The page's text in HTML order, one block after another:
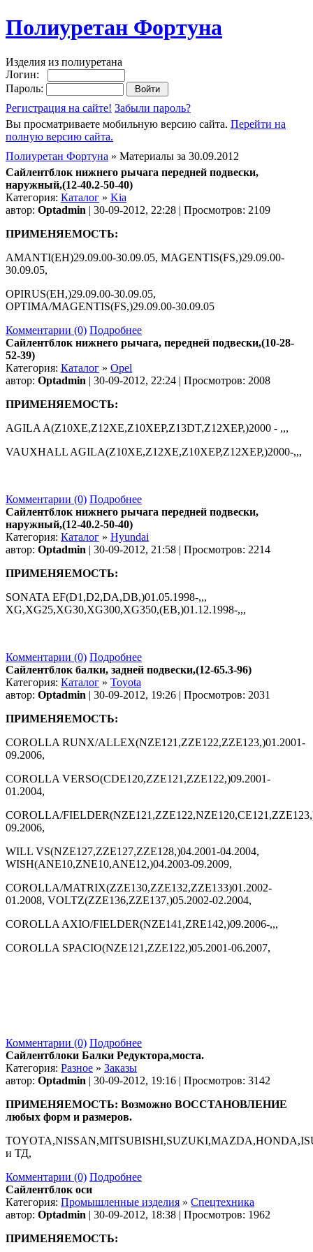
Полиуретан Фортуна
Изделия из полиуретана
Логин:
Пароль:
Регистрация на сайте! Забыли пароль?
Вы просматриваете мобильную версию сайта. Перейти на
полную версию сайта.
Полиуретан Фортуна » Материалы за 30.09.2012
Сайлентблок нижнего рычага передней подвески,
наружный,(12-40.2-50-40)
Категория: Каталог » Kia
автор: Optadmin | 30-09-2012, 22:28 | Просмотров: 2109
ПРИМЕНЯЕМОСТЬ:
AMANTI(EH)29.09.00-30.09.05, MAGENTIS(FS,)29.09.00-
30.09.05,
OPIRUS(EH,)29.09.00-30.09.05,
OPTIMA/MAGENTIS(FS,)29.09.00-30.09.05
Комментарии (0) Подробнее
Сайлентблок нижнего рычага, передней подвески,(10-28-
52-39)
Категория: Каталог » Opel
автор: Optadmin | 30-09-2012, 22:24 | Просмотров: 2008
ПРИМЕНЯЕМОСТЬ:
AGILA A(Z10XE,Z12XE,Z10XEP,Z13DT,Z12XEP,)2000 - ,,,
VAUXHALL AGILA(Z10XE,Z12XE,Z10XEP,Z12XEP,)2000-,,,
Комментарии (0) Подробнее
Сайлентблок нижнего рычага передней подвески,
наружный,(12-40.2-50-40)
Категория: Каталог » Hyundai
автор: Optadmin | 30-09-2012, 21:58 | Просмотров: 2214
ПРИМЕНЯЕМОСТЬ:
SONATA EF(D1,D2,DA,DB,)01.05.1998-,,,
XG,XG25,XG30,XG300,XG350,(EB,)01.12.1998-,,,
Комментарии (0) Подробнее
Сайлентблок балки, задней подвески,(12-65.3-96)
Категория: Каталог » Toyota
автор: Optadmin | 30-09-2012, 19:26 | Просмотров: 2031
ПРИМЕНЯЕМОСТЬ:
COROLLA RUNX/ALLEX(NZE121,ZZE122,ZZE123,)01.2001-
09.2006,
COROLLA VERSO(CDE120,ZZE121,ZZE122,)09.2001-
01.2004,
COROLLA/
09.2006,
WILL VS(NZE127,ZZE127,ZZE128,)04.2001-04.2004,
WISH(ANE10,ZNE10,ANE12,)04.2003-09.2009,
COROLLA/MATRIX(ZZE130,ZZE132,ZZE133)01.2002-
01.2008, VOLTZ(ZZE136,ZZE137,)05.2002-02.2004,
COROLLA AXIO/FIELDER(NZE141,ZRE142,)09.2006-,,,
COROLLA SPACIO(NZE121,ZZE122,)05.2001-06.2007,
Комментарии (0) Подробнее
Сайлентблоки Балки Редуктора,моста.
Категория: Разное » Заказы
автор: Optadmin | 30-09-2012, 19:16 | Просмотров: 3142
ПРИМЕНЯЕМОСТЬ: Возможно ВОССТАНОВЛЕНИЕ
любых форм и размеров.
и ТД,
Комментарии (0) Подробнее
Сайлентблок оси
Категория: Промышленные изделия » Спецтехника
автор: Optadmin | 30-09-2012, 18:38 | Просмотров: 1962
ПРИМЕНЯЕМОСТЬ: